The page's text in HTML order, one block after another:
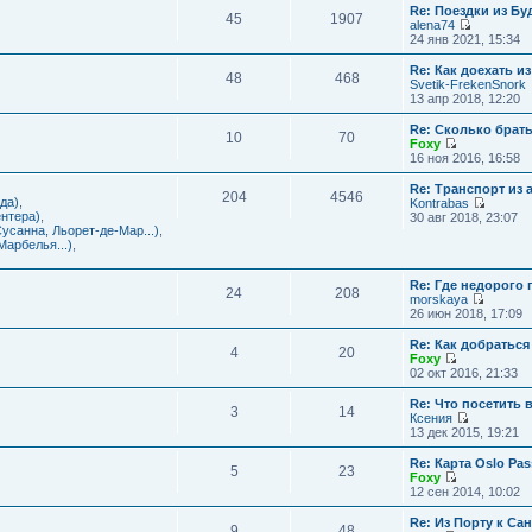
ю
о
б
щ
е
н
и
ю
е
м
у
с
о
о
б
щ
е
и
ю
л
д
н
е
м
у
с
о
б
щ
е
н
и
к
п
о
л
е
д
н
е
у
с
о
о
б
и
ю
45 1907
Re: Поездки из
alena74
П
е
р
е
й
т
к
п
о
л
е
д
с
о
о
щ
н
и
ю
24 янв 2021, 15:34
48 468
Re: Как доехать
Svetik-FrekenSnork
13 апр 2018, 12:20
10 70
Re: Сколько
Foxy
П
е
р
е
й
т
п
о
с
л
е
д
н
е
с
о
о
щ
н
и
ю
16 ноя 2016, 16:58
Льорет-де-Мар...)
204 4546
Re: Транспорт из
Kontrabas
П
й
т
п
о
л
е
д
е
с
о
о
щ
30 авг 2018, 23:07
24 208
Re: Где недорого
morskaya
П
е
р
е
й
т
к
п
о
л
д
н
е
26 июн 2018, 17:09
4 20
Re: Как
Foxy
П
е
р
е
й
т
к
п
о
л
02 окт 2016, 21:33
3 14
Re: Что посетить
Ксения
П
е
р
е
й
т
13 дек 2015, 19:21
5 23
Re: Карта Oslo
Foxy
П
е
р
12 сен 2014, 10:02
Re: Из Порту к